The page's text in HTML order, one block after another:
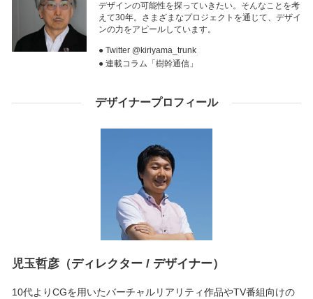
デザインの可能性を探っていきたい。そんなことを考
えて30年。さまざまなプロジェクトを通じて、デザイ
ンの力をアピールしています。
● Twitter @kiriyama_trunk
● 連載コラム「樹幹通信」
デザイナープロフィール
児玉哲彦（ディレクター / デザイナー）
10代よりCGを用いたバーチャルリアリティ作品やTV番組向けの